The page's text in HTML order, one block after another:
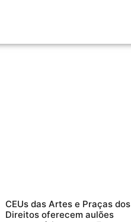
CEUs das Artes e Praças dos
Direitos oferecem aulões